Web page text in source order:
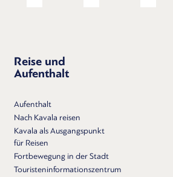
Reise und
Aufenthalt
Aufenthalt
Nach Kavala reisen
Kavala als Ausgangspunkt
für Reisen
Fortbewegung in der Stadt
Touristeninformationszentrum